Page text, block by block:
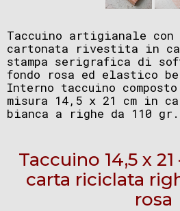
Taccuino artigianale con
cartonata rivestita in
stampa serigrafica di
fondo rosa ed elastico
Interno taccuino
misura 14,5 x 21 cm in
bianca a righe da 110 gr.
Taccuino 14,5 x
carta riciclata
rosa